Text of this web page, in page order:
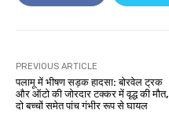
PREVIOUS ARTICLE
पलामू में भीषण सड़क हादसा: बोरवेल ट्रक
और ऑटो की जोरदार टक्कर में वृद्ध की मौत,
दो बच्चों समेत पांच गंभीर रूप से घायल